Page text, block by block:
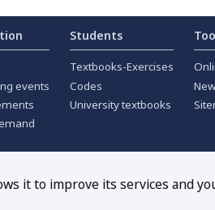
events
Students
Textbooks-Exercises
Codes
University textbooks
it to improve its services and